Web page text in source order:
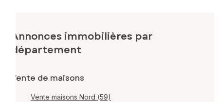
Annonces immobilières par
département
Vente de maisons
Vente maisons Nord (59)